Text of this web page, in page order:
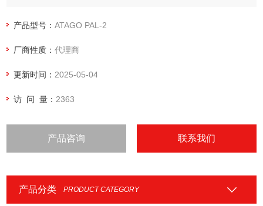
产品型号：ATAGO PAL-2
厂商性质：代理商
更新时间： 2025-05-04
访 问 量： 2363
产品咨询 联系我们
产品分类 PRODUCT CATEGORY